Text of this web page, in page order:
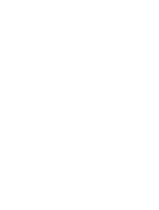
d’intérêt
s’engage pour la
de plantes
principes biodynamiques.
est de proposer
de plantes médicinales
hybrides et dotées de
: Cette plante est une
en termes
pollen, ce qui est